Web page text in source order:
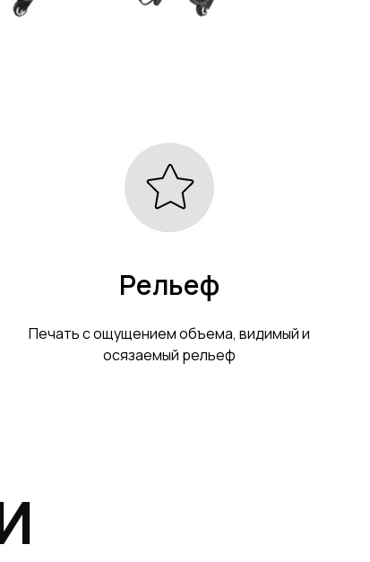
Рельеф
Печать с ощущением объема, видимый и
осязаемый рельеф